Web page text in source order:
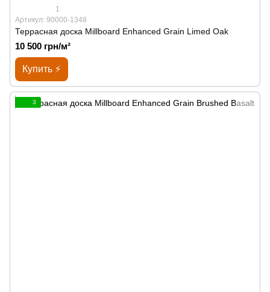
1
Артикул: 90000-1348
Террасная доска Millboard Enhanced Grain Limed Oak
10 500 грн/м²
Купить ⚡
3